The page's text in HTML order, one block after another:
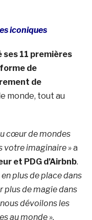
iconiques
ses 11 premières
de
de
monde, tout au
cœur de mondes
votre imaginaire »a
et PDG d’Airbnb.
plus de place dans
plus de magie dans
dévoilons les
au monde ».